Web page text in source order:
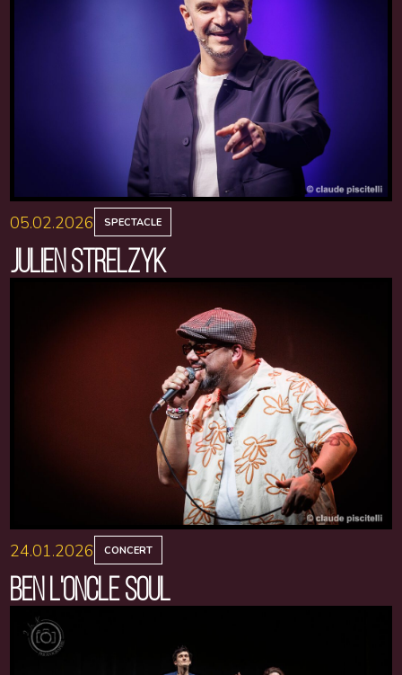
05.02.2026 SPECTACLE
JULIEN STRELZYK
24.01.2026 CONCERT
BEN L'ONCLE SOUL